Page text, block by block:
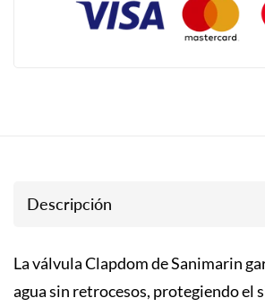
Descripción
La válvula Clapdom de Sanimarin
agua sin retrocesos, protegiendo el